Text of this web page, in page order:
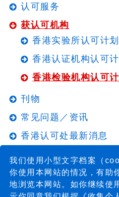
我们使用小型文字档案（
你使用本网站的情况，有助
地浏览本网站。如你继续使
认可服务
获认可机构
香港实验所认可计划
香港认证机构认可计
香港检验机构认可计
刊物
常见问题／资讯
香港认可处最新消息